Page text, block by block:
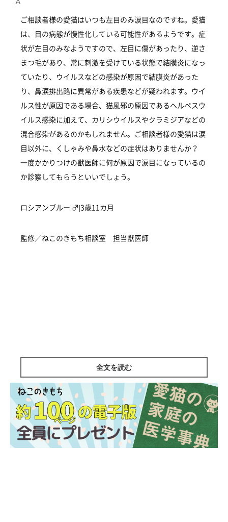
ご相談者様の愛猫はいつも左目のみ涙目なのですね。愛猫
は、目の病態が慢性化している可能性があるようです。症
状が左目のみなようですので、左目に傷があったり、逆さ
まつ毛があり、常に刺激を受けている状態で結膜炎になっ
ていたり、ウイルスなどの感染が原因で結膜炎があった
り、鼻涙排出路に異常がある疾患などが疑われます。ウイ
ルス性が原因である場合、猫風邪の原因であるヘルペスウ
イルス感染に加えて、カリシウイルスやクラミジアなどの
混合感染があるのかもしれません。ご相談者様の愛猫は涙
目以外に、くしゃみや鼻水などの症状はありませんか？
一度かかりつけの獣医師に何が原因で涙目になっているの
か診察してもらうといいでしょう。
ロシアンブルー|♂|3歳11カ月
監修／ねこのきもち相談室 担当獣医師
全文を読む